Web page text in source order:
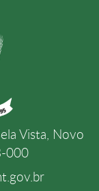
Vista, Novo
000